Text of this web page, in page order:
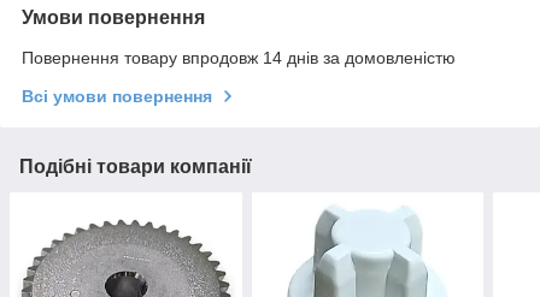
Умови повернення
Повернення товару впродовж 14 днів за домовленістю
Всі умови повернення
Подібні товари компанії